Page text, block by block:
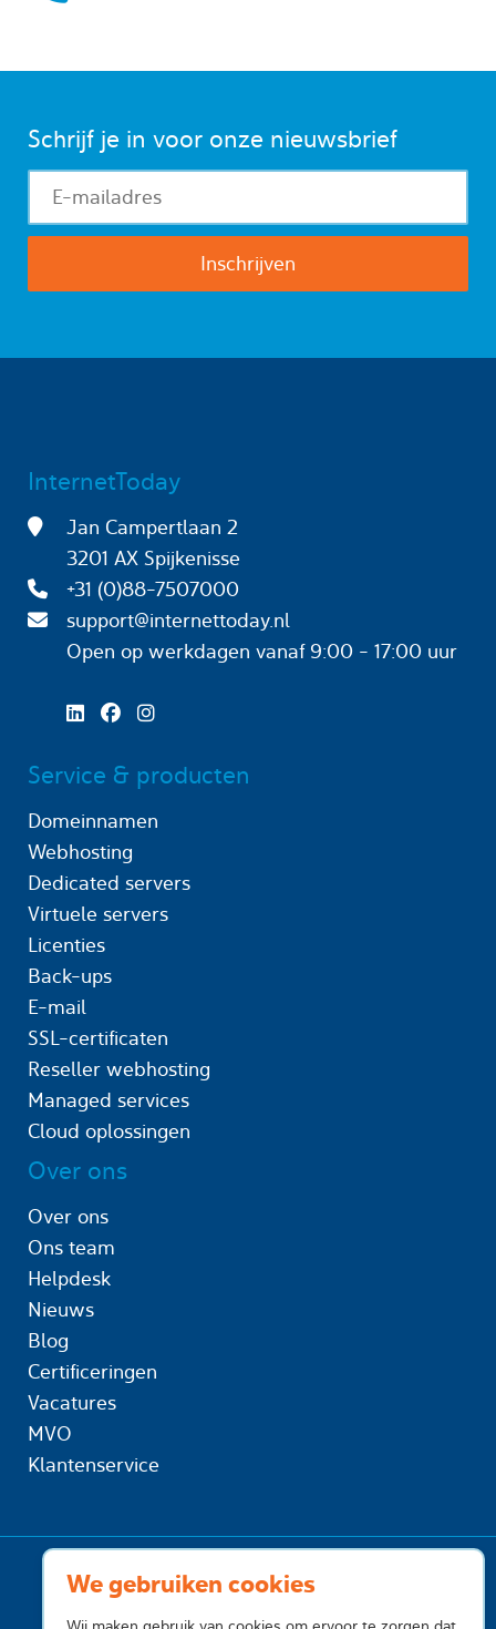
We gebruiken cookies
Schrijf je in voor onze nieuwsbrief
InternetToday
Jan Campertlaan 2
3201 AX Spijkenisse
+31 (0)88-7507000
support@internettoday.nl
Open op werkdagen
vanaf 9:00 - 17:00 uur
Service & producten
Domeinnamen
Webhosting
Dedicated servers
Virtuele servers
Licenties
Back-ups
E-mail
SSL-certificaten
Reseller webhosting
Managed services
Cloud oplossingen
Over ons
Over ons
Ons team
Helpdesk
Nieuws
Blog
Certificeringen
Vacatures
MVO
Klantenservice